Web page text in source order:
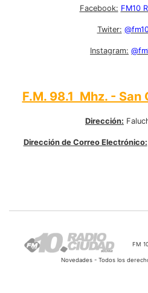
Facebook: FM10
Twiter:
Instagram:
F.M. 98.1 Mhz. - San
Dirección:
Dirección de Correo Electrónico:
FM
Novedades - Todos los